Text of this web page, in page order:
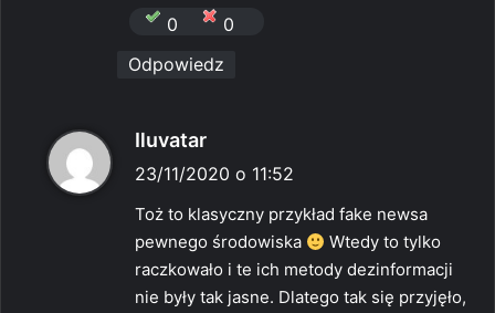
0
0
Odpowiedz
Iluvatar
i
z
e
:
23/11/2020 o 11:52
Toż to klasyczny przykład fake newsa
pewnego środowiska
Wtedy to tylko
raczkowało i te ich metody dezinformacji
nie były tak jasne. Dlatego tak się przyjęło,